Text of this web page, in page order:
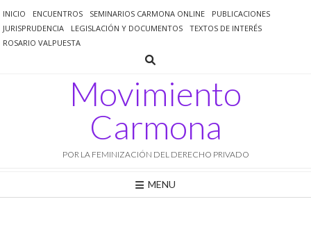
al
contenido
INICIO ENCUENTROS SEMINARIOS CARMONA ONLINE
PUBLICACIONES
JURISPRUDENCIA
LEGISLACIÓN Y DOCUMENTOS
TEXTOS DE INTERÉS
ROSARIO VALPUESTA
Movimiento
Carmona
POR LA FEMINIZACIÓN DEL DERECHO PRIVADO
MENU